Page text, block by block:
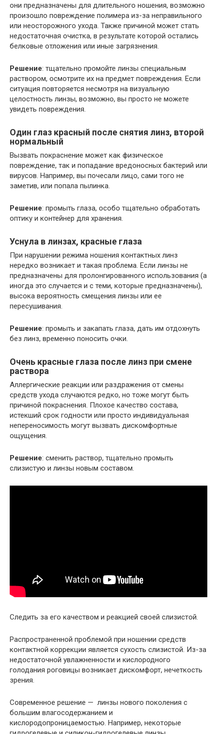
они предназначены для длительного ношения, возможно
произошло повреждение полимера из-за неправильного
или неосторожного ухода. Также причиной может стать
недостаточная очистка, в результате которой остались
белковые отложения или иные загрязнения.
Решение: тщательно промойте линзы специальным
раствором, осмотрите их на предмет повреждения. Если
ситуация повторяется несмотря на визуальную
целостность линзы, возможно, вы просто не можете
увидеть повреждения.
Один глаз красный после снятия линз, второй
нормальный
Вызвать покраснение может как физическое
повреждение, так и попадание вредоносных бактерий или
вирусов. Например, вы почесали лицо, сами того не
заметив, или попала пылинка.
Решение: промыть глаза, особо тщательно обработать
оптику и контейнер для хранения.
Уснула в линзах, красные глаза
При нарушении режима ношения контактных линз
нередко возникает и такая проблема. Если линзы не
предназначены для пролонгированного использования (а
иногда это случается и с теми, которые предназначены),
высока вероятность смещения линзы или ее
пересушивания.
Решение: промыть и закапать глаза, дать им отдохнуть
без линз, временно поносить очки.
Очень красные глаза после линз при смене
раствора
Аллергические реакции или раздражения от смены
средств ухода случаются редко, но тоже могут быть
причиной покраснения. Плохое качество состава,
истекший срок годности или просто индивидуальная
непереносимость могут вызвать дискомфортные
ощущения.
Решение: сменить раствор, тщательно промыть
слизистую и линзы новым составом.
Следить за его качеством и реакцией своей слизистой.
Распространенной проблемой при ношении средств
контактной коррекции является сухость слизистой. Из-за
недостаточной увлажненности и кислородного
голодания роговицы возникает дискомфорт, нечеткость
зрения.
Современное решение — линзы нового поколения с
большим влагосодержанием и
кислородопроницаемостью. Например, некоторые